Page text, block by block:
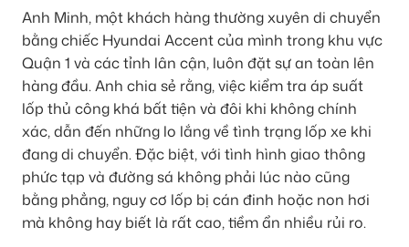
Anh Minh, một khách hàng thường xuyên di chuyển
bằng chiếc Hyundai Accent của mình trong khu vực
Quận 1 và các tỉnh lân cận, luôn đặt sự an toàn lên
hàng đầu. Anh chia sẻ rằng, việc kiểm tra áp suất
lốp thủ công khá bất tiện và đôi khi không chính
xác, dẫn đến những lo lắng về tình trạng lốp xe khi
đang di chuyển. Đặc biệt, với tình hình giao thông
phức tạp và đường sá không phải lúc nào cũng
bằng phẳng, nguy cơ lốp bị cán đinh hoặc non hơi
mà không hay biết là rất cao, tiềm ẩn nhiều rủi ro.